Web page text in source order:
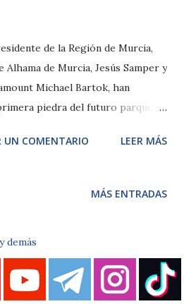
de la Región de Murcia,
Alhama de Murcia, Jesús Samper y
Michael Bartok, han
piedra del futuro parque
y creará más de 22.600
mandar tu curriculum vitae desde
UN COMENTARIO LEER MÁS
MÁS ENTRADAS
demás